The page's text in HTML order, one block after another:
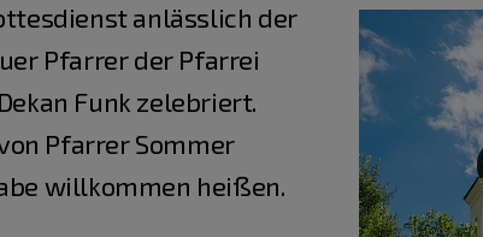
anlässlich der
Pfarrer der Pfarrei
Funk zelebriert.
Pfarrer Sommer
willkommen heißen.